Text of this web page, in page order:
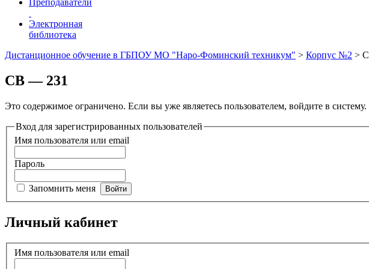
Преподаватели
Электронная
библиотека
Дистанционное обучение в ГБПОУ МО "Наро-Фоминский техникум" > Корпус №2 >
СВ — 231
Это содержимое ограничено. Если вы уже являетесь пользователем, войдите в систему.
Вход для зарегистрированных пользователей
Имя пользователя или email
Пароль
Запомнить меня
Личный кабинет
Имя пользователя или email